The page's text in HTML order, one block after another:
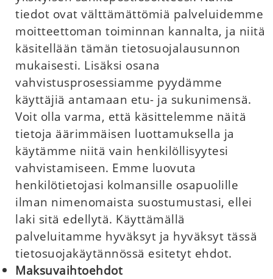
tiedot ovat välttämättömiä palveluidemme
moitteettoman toiminnan kannalta, ja niitä
käsitellään tämän tietosuojalausunnon
mukaisesti. Lisäksi osana
vahvistusprosessiamme pyydämme
käyttäjiä antamaan etu- ja sukunimensä.
Voit olla varma, että käsittelemme näitä
tietoja äärimmäisen luottamuksella ja
käytämme niitä vain henkilöllisyytesi
vahvistamiseen. Emme luovuta
henkilötietojasi kolmansille osapuolille
ilman nimenomaista suostumustasi, ellei
laki sitä edellytä. Käyttämällä
palveluitamme hyväksyt ja hyväksyt tässä
tietosuojakäytännössä esitetyt ehdot.
Maksuvaihtoehdot